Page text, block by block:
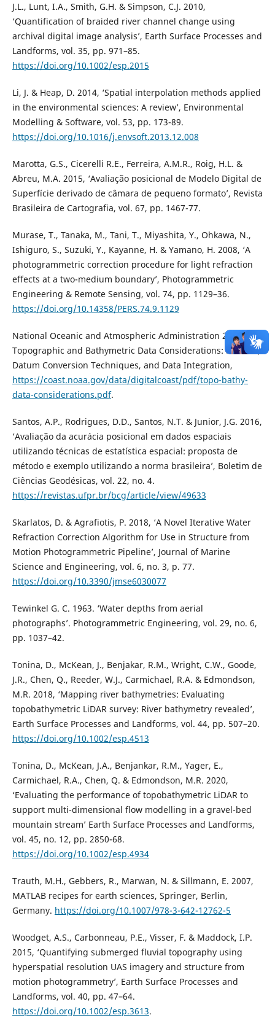
J.L., Lunt, I.A., Smith, G.H. & Simpson, C.J. 2010,
‘Quantification of braided river channel change using
archival digital image analysis’, Earth Surface Processes and
Landforms, vol. 35, pp. 971–85.
https://doi.org/10.1002/esp.2015
Li, J. & Heap, D. 2014, ‘Spatial interpolation methods applied
in the environmental sciences: A review’, Environmental
Modelling & Software, vol. 53, pp. 173-89.
https://doi.org/10.1016/j.envsoft.2013.12.008
Marotta, G.S., Cicerelli R.E., Ferreira, A.M.R., Roig, H.L. &
Abreu, M.A. 2015, ‘Avaliação posicional de Modelo Digital de
Superfície derivado de câmara de pequeno formato’, Revista
Brasileira de Cartografia, vol. 67, pp. 1467-77.
Murase, T., Tanaka, M., Tani, T., Miyashita, Y., Ohkawa, N.,
Ishiguro, S., Suzuki, Y., Kayanne, H. & Yamano, H. 2008, ‘A
photogrammetric correction procedure for light refraction
effects at a two-medium boundary’, Photogrammetric
Engineering & Remote Sensing, vol. 74, pp. 1129–36.
https://doi.org/10.14358/PERS.74.9.1129
National Oceanic and Atmospheric Administration 2007,
Topographic and Bathymetric Data Considerations: Datums,
Datum Conversion Techniques, and Data Integration,
https://coast.noaa.gov/data/digitalcoast/pdf/topo-bathy-
data-considerations.pdf.
Santos, A.P., Rodrigues, D.D., Santos, N.T. & Junior, J.G. 2016,
‘Avaliação da acurácia posicional em dados espaciais
utilizando técnicas de estatística espacial: proposta de
método e exemplo utilizando a norma brasileira’, Boletim de
Ciências Geodésicas, vol. 22, no. 4.
https://revistas.ufpr.br/bcg/article/view/49633
Skarlatos, D. & Agrafiotis, P. 2018, ‘A Novel Iterative Water
Refraction Correction Algorithm for Use in Structure from
Motion Photogrammetric Pipeline’, Journal of Marine
Science and Engineering, vol. 6, no. 3, p. 77.
https://doi.org/10.3390/jmse6030077
Tewinkel G. C. 1963. ‘Water depths from aerial
photographs’. Photogrammetric Engineering, vol. 29, no. 6,
pp. 1037–42.
Tonina, D., McKean, J., Benjakar, R.M., Wright, C.W., Goode,
J.R., Chen, Q., Reeder, W.J., Carmichael, R.A. & Edmondson,
M.R. 2018, ‘Mapping river bathymetries: Evaluating
topobathymetric LiDAR survey: River bathymetry revealed’,
Earth Surface Processes and Landforms, vol. 44, pp. 507–20.
https://doi.org/10.1002/esp.4513
Tonina, D., McKean, J.A., Benjankar, R.M., Yager, E.,
Carmichael, R.A., Chen, Q. & Edmondson, M.R. 2020,
‘Evaluating the performance of topobathymetric LiDAR to
support multi-dimensional flow modelling in a gravel-bed
mountain stream’ Earth Surface Processes and Landforms,
vol. 45, no. 12, pp. 2850-68.
https://doi.org/10.1002/esp.4934
Trauth, M.H., Gebbers, R., Marwan, N. & Sillmann, E. 2007,
MATLAB recipes for earth sciences, Springer, Berlin,
Germany. https://doi.org/10.1007/978-3-642-12762-5
Woodget, A.S., Carbonneau, P.E., Visser, F. & Maddock, I.P.
2015, ‘Quantifying submerged fluvial topography using
hyperspatial resolution UAS imagery and structure from
motion photogrammetry’, Earth Surface Processes and
Landforms, vol. 40, pp. 47–64.
https://doi.org/10.1002/esp.3613.